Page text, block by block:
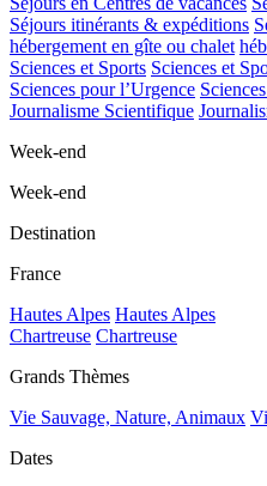
Séjours itinérants & expéditions
hébergement en gîte ou chalet
Sciences et Sports Sciences et
Sciences pour l’Urgence
Journalisme Scientifique
Week-end
Week-end
Destination
France
Hautes Alpes Hautes Alpes
Chartreuse Chartreuse
Grands Thèmes
Vie Sauvage, Nature, Animaux
Dates